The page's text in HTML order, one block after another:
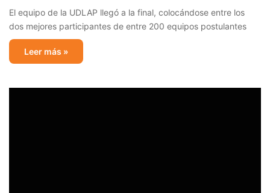
El equipo de la UDLAP llegó a la final, colocándose entre los
dos mejores participantes de entre 200 equipos postulantes
Leer más »